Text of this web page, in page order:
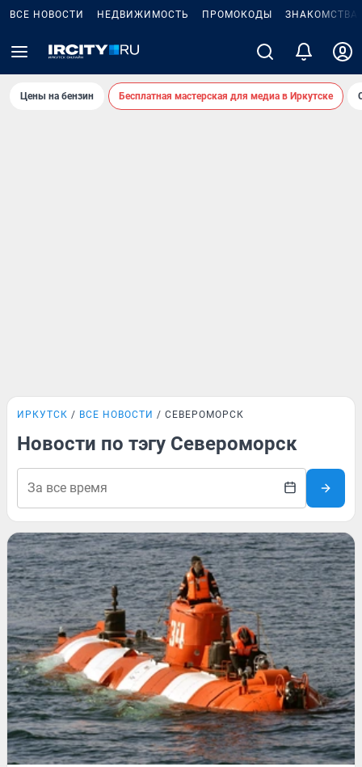
ВСЕ НОВОСТИ НЕДВИЖИМОСТЬ ПРОМОКОДЫ ЗНАКОМСТВА
Цены на бензин Бесплатная мастерская для медиа в Иркутске
ИРКУТСК ВСЕ НОВОСТИ СЕВЕРОМОРСК
Новости по тэгу Североморск